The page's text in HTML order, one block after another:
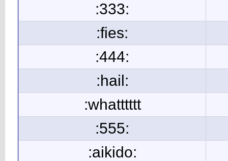
:333:
:fies:
:444:
:hail:
:whatttttt
:555:
:aikido: